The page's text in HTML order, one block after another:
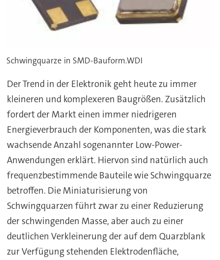
Schwingquarze in SMD-Bauform.WDI
Der Trend in der Elektronik geht heute zu immer
kleineren und komplexeren Baugrößen. Zusätzlich
fordert der Markt einen immer niedrigeren
Energieverbrauch der Komponenten, was die stark
wachsende Anzahl sogenannter Low-Power-
Anwendungen erklärt. Hiervon sind natürlich auch
frequenzbestimmende Bauteile wie Schwingquarze
betroffen. Die Miniaturisierung von
Schwingquarzen führt zwar zu einer Reduzierung
der schwingenden Masse, aber auch zu einer
deutlichen Verkleinerung der auf dem Quarzblank
zur Verfügung stehenden Elektrodenfläche,